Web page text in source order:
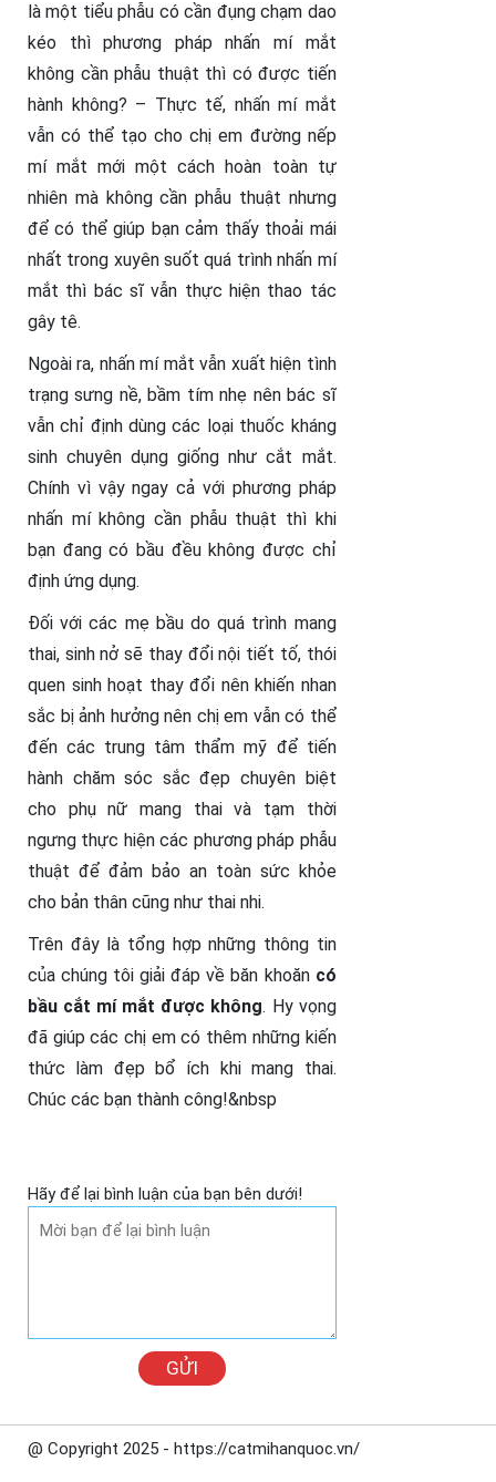
là một tiểu phẫu có cần đụng chạm dao
kéo thì phương pháp nhấn mí mắt
không cần phẫu thuật thì có được tiến
hành không? – Thực tế, nhấn mí mắt
vẫn có thể tạo cho chị em đường nếp
mí mắt mới một cách hoàn toàn tự
nhiên mà không cần phẫu thuật nhưng
để có thể giúp bạn cảm thấy thoải mái
nhất trong xuyên suốt quá trình nhấn mí
mắt thì bác sĩ vẫn thực hiện thao tác
gây tê.
Ngoài ra, nhấn mí mắt vẫn xuất hiện tình
trạng sưng nề, bầm tím nhẹ nên bác sĩ
vẫn chỉ định dùng các loại thuốc kháng
sinh chuyên dụng giống như cắt mắt.
Chính vì vậy ngay cả với phương pháp
nhấn mí không cần phẫu thuật thì khi
bạn đang có bầu đều không được chỉ
định ứng dụng.
Đối với các mẹ bầu do quá trình mang
thai, sinh nở sẽ thay đổi nội tiết tố, thói
quen sinh hoạt thay đổi nên khiến nhan
sắc bị ảnh hưởng nên chị em vẫn có thể
đến các trung tâm thẩm mỹ để tiến
hành chăm sóc sắc đẹp chuyên biệt
cho phụ nữ mang thai và tạm thời
ngưng thực hiện các phương pháp phẫu
thuật để đảm bảo an toàn sức khỏe
cho bản thân cũng như thai nhi.
Trên đây là tổng hợp những thông tin
của chúng tôi giải đáp về băn khoăn có
bầu cắt mí mắt được không. Hy vọng
đã giúp các chị em có thêm những kiến
thức làm đẹp bổ ích khi mang thai.
Chúc các bạn thành công!&nbsp
Hãy để lại bình luận của bạn bên dưới!
GỬI
@ Copyright 2025 - https://catmihanquoc.vn/